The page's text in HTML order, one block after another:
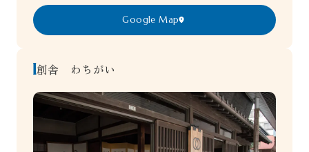
Google Map
創舎 わちがい